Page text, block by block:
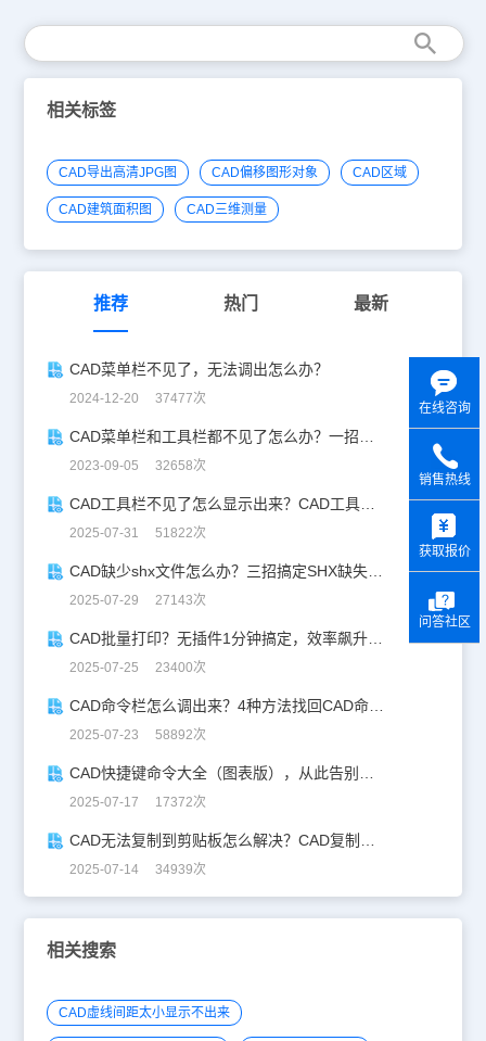
相关标签
CAD导出高清JPG图 CAD偏移图形对象 CAD区域
CAD建筑面积图 CAD三维测量
推荐 热门 最新
CAD菜单栏不见了，无法调出怎么办？
2024-12-20 37477次
2023-09-05 32658次
CAD工具栏不见了怎么显示出来？CAD工具栏恢复指南
2025-07-31 51822次
CAD缺少shx文件怎么办？三招搞定SHX缺失难题
2025-07-29 27143次
CAD批量打印？无插件1分钟搞定，效率飙升90%！
2025-07-25 23400次
CAD命令栏怎么调出来？4种方法找回CAD命令栏
2025-07-23 58892次
2025-07-17 17372次
2025-07-14 34939次
相关搜索
CAD虚线间距太小显示不出来
在线咨询
销售热线
获取报价
问答社区